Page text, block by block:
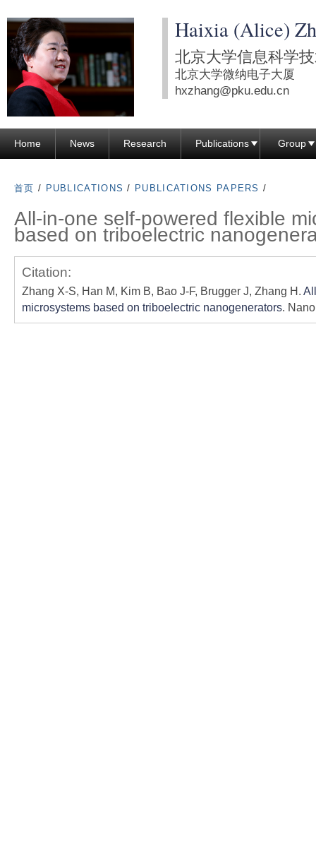
转
到
页
主
要
分
Haixia (Alice)
北京大学信息科学
北京大学微纳电子大厦
hxzhang@pku.edu.cn
Home News Research Publications Group
首页 / PUBLICATIONS / PUBLICATIONS PAPERS /
All-in-one self-powered flexible
based on triboelectric
Citation:
Zhang X-S, Han M, Kim B, Bao J-F, Brugger J, Zhang H.
microsystems based on triboelectric nanogenerators.